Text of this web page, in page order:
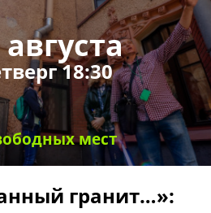
18:30
мест
гранит…»: